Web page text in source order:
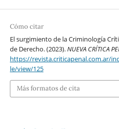
Cómo citar
El surgimiento de la Criminología
de Derecho. (2023).NUEVA CRÍTICA
https://revista.criticapenal.com.ar/
le/view/125
Más formatos de cita